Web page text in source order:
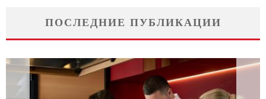
ПОСЛЕДНИЕ ПУБЛИКАЦИИ